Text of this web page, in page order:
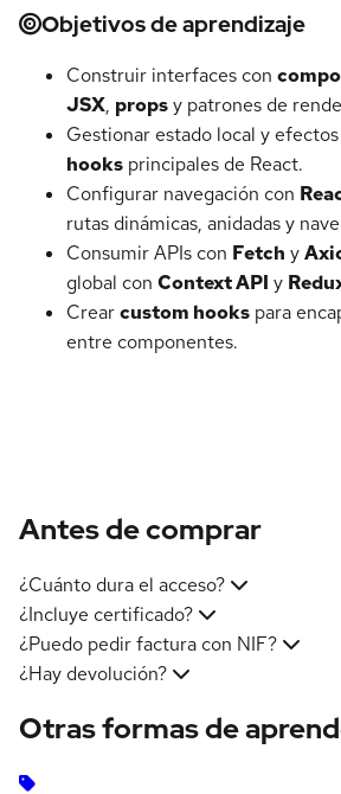
Objetivos de aprendizaje
Construir interfaces con
JSX, propsy patrones de
Gestionar estado local y
hooks principales de React.
Configurar navegación con
rutas dinámicas, anidadas y
Consumir APIs con Fetch y
global con Context API y
Crearcustom hooks para
entre componentes.
Antes de comprar
¿Cuánto dura el acceso?
¿Incluye certificado?
¿Puedo pedir factura con NIF?
¿Hay devolución?
Otras formas de